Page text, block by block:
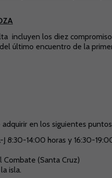
incluyen los diez
último encuentro de la
en los siguientes
8:30-14:00 horas y 16:30-
(Santa Cruz)
isla.